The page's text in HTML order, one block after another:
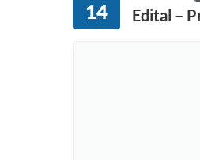
14 Edital –